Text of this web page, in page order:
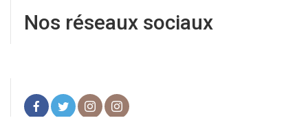
Nos réseaux sociaux